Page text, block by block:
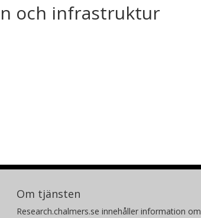
och infrastruktur
Om tjänsten
Research.chalmers.se innehåller information om